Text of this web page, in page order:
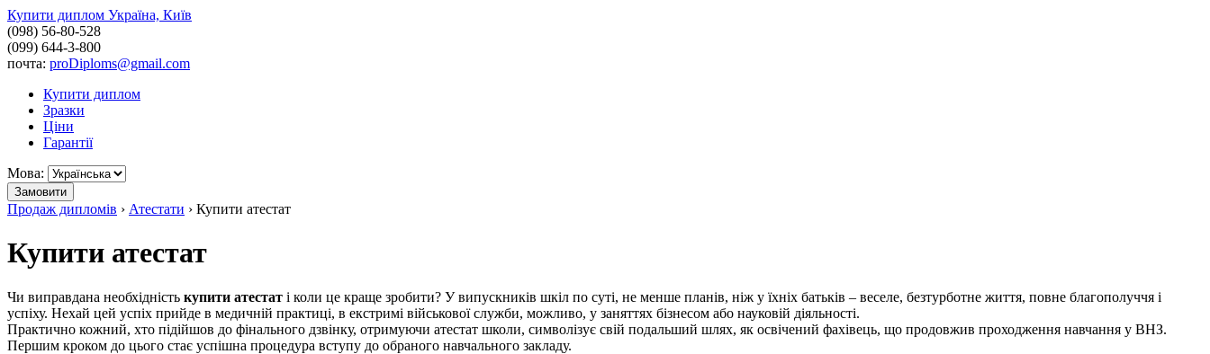
Купити диплом Україна, Київ
(098) 56-80-528
(099) 644-3-800
почта: proDiploms@gmail.com
Купити диплом
Зразки
Ціни
Гарантії
Мова:
Замовити
Продаж дипломів › Атестати › Купити атестат
Купити атестат
Чи виправдана необхідність купити атестат і коли це краще зробити? У випускників шкіл по суті, не менше планів, ніж у їхніх батьків – веселе, безтурботне життя, повне благополуччя і
успіху. Нехай цей успіх прийде в медичній практиці, в екстримі військової служби, можливо, у заняттях бізнесом або науковій діяльності.
Практично кожний, хто підійшов до фінального дзвінку, отримуючи атестат школи, символізує свій подальший шлях, як освічений фахівець, що продовжив проходження навчання у ВНЗ.
Першим кроком до цього стає успішна процедура вступу до обраного навчального закладу.